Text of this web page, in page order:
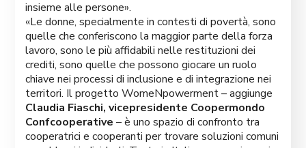
insieme alle persone».
«Le donne, specialmente in contesti di povertà, sono
quelle che conferiscono la maggior parte della forza
lavoro, sono le più affidabili nelle restituzioni dei
crediti, sono quelle che possono giocare un ruolo
chiave nei processi di inclusione e di integrazione nei
territori. Il progetto WomeNpowerment – aggiunge
Claudia Fiaschi, vicepresidente Coopermondo
Confcooperative – è uno spazio di confronto tra
cooperatrici e cooperanti per trovare soluzioni comuni